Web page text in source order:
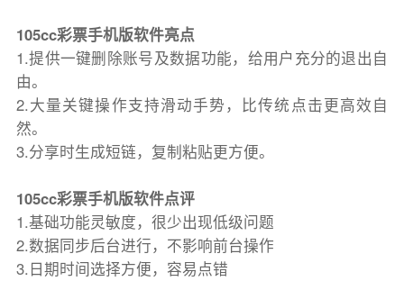
105cc彩票手机版软件亮点
1.提供一键删除账号及数据功能，给用户充分的退出自
由。
2.大量关键操作支持滑动手势，比传统点击更高效自
然。
3.分享时生成短链，复制粘贴更方便。
105cc彩票手机版软件点评
1.基础功能灵敏度，很少出现低级问题
2.数据同步后台进行，不影响前台操作
3.日期时间选择方便，容易点错